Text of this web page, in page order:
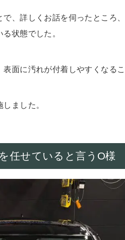
で、詳しくお話を伺ったところ
状態でした。
面に汚れが付着しやすくなるこ
ました。
任せていると言うO様